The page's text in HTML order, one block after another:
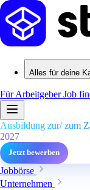
Alles für deine
Für ArbeitgeberJob
Ausbildung zur/ zum
2027
Jetzt bewerben
Jobbörse
Unternehmen